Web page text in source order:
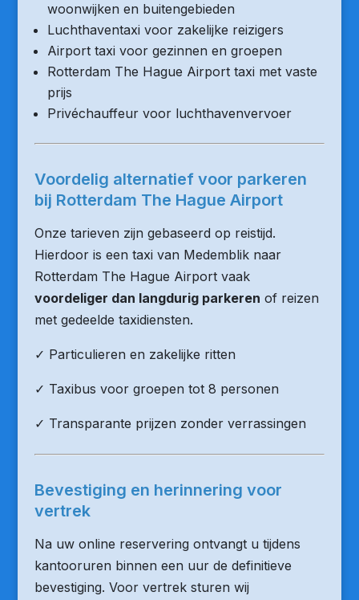
woonwijken en buitengebieden
Luchthaventaxi voor zakelijke reizigers
Airport taxi voor gezinnen en groepen
Rotterdam The Hague Airport taxi met vaste
prijs
Privéchauffeur voor luchthavenvervoer
Voordelig alternatief voor parkeren
bij Rotterdam The Hague Airport
Onze tarieven zijn gebaseerd op reistijd.
Hierdoor is een taxi van Medemblik naar
Rotterdam The Hague Airport vaak
voordeliger dan langdurig parkeren of reizen
met gedeelde taxidiensten.
✓ Particulieren en zakelijke ritten
✓ Taxibus voor groepen tot 8 personen
✓ Transparante prijzen zonder verrassingen
Bevestiging en herinnering voor
vertrek
Na uw online reservering ontvangt u tijdens
kantooruren binnen een uur de definitieve
bevestiging. Voor vertrek sturen wij